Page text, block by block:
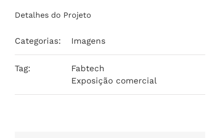
Detalhes do Projeto
Categorias: Imagens
Tag:
Fabtech
Exposição comercial